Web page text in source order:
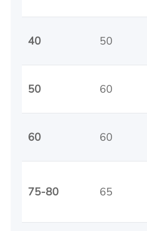
40 50
50 60
60 60
75-80 65